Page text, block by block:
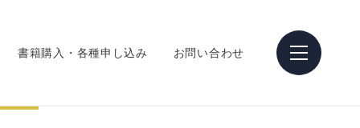
書籍購入・各種申し込み お問い合わせ